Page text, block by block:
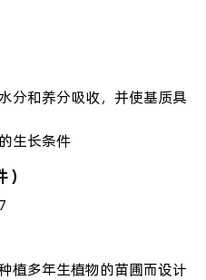
分和养分吸收，并使基质具
生长条件
植多年生植物的苗圃而设计